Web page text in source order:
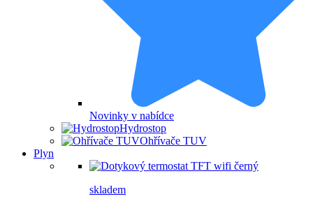
Novinky v nabídce
Hydrostop
Ohřívače TUV
Plyn
skladem